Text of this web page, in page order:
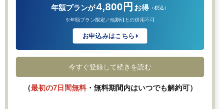
年額プランが4,800円 お得 （税込）
※年額プラン限定／他割引との併用不可
お申込みはこちら
今すぐ登録して続きを読む
（最初の7日間無料・無料期間内はいつでも解約可）